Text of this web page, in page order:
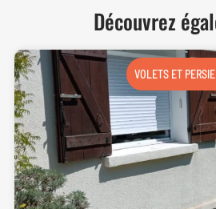
Découvrez
VOLETS ET